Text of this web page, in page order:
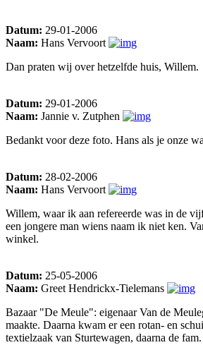
Datum: 29-01-2006
Naam: Hans Vervoort
Dan praten wij over hetzelfde huis, Willem.
Datum: 29-01-2006
Naam: Jannie v. Zutphen
Bedankt voor deze foto. Hans als je onze
Datum: 28-02-2006
Naam: Hans Vervoort
Willem, waar ik aan refereerde was in de
een jongere man wiens naam ik niet ken.
winkel.
Datum: 25-05-2006
Naam: Greet Hendrickx-Tielemans
Bazaar "De Meule": eigenaar Van de
maakte. Daarna kwam er een rotan- en
textielzaak van Sturtewagen, daarna de